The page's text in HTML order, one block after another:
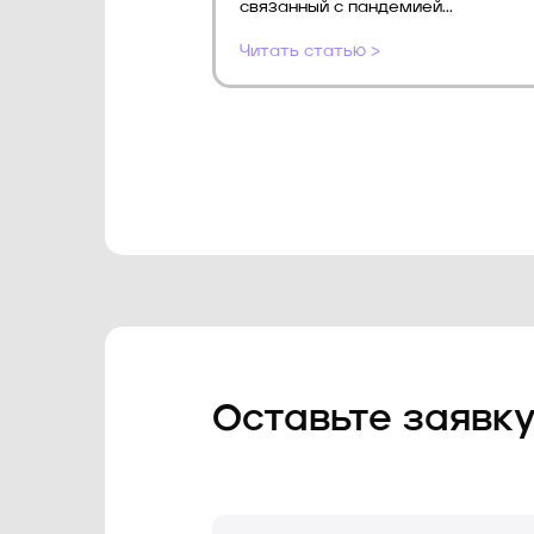
связанный с пандемией...
Читать статью >
Оставьте заявку